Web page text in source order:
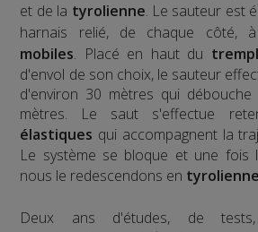
et de la tyrolienne. Le sauteur est
harnais relié, de chaque côté,
mobiles. Placé en haut du
d'envol de son choix, le sauteur
d'environ 30 mètres qui
mètres. Le saut s'effectue
élastiques qui accompagnent la
Le système se bloque et une fois
nous le redescendons en tyrolienne
​Deux ans d'études, de tests,